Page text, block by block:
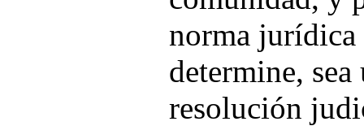
norma jurídica
determine,
resolución